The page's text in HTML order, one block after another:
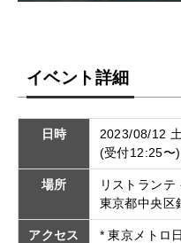
イベント詳細
日時
2023/08/12
(受付12:25〜)
場所
リストランテ
東京都中央
アクセス
* 東京メト